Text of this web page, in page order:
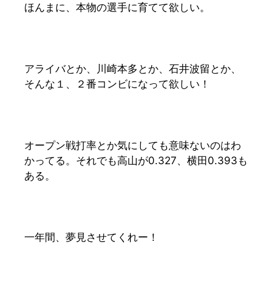
ほんまに、本物の選手に育てて欲しい。
アライバとか、川崎本多とか、石井波留とか、
そんな１、２番コンビになって欲しい！
オープン戦打率とか気にしても意味ないのはわ
かってる。それでも高山が0.327、横田0.393も
ある。
一年間、夢見させてくれー！